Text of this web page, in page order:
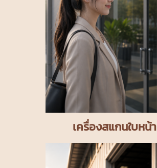
เครื่องสแกนใบหน้า